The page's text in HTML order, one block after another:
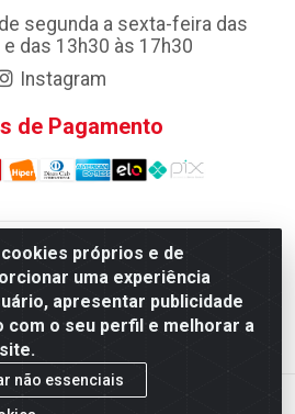
próprios e de
uma experiência
apresentar publicidade
com o seu perfil e melhorar a
não essenciais
segunda a sexta-feira das
e das 13h30 às 17h30
Instagram
de Pagamento
F. Pereira Queiroz Comercio e
Qi 10 Lotes 39 e, 41 - Setor
Brasília/DF - CEP 72.135-100 -
0001-80